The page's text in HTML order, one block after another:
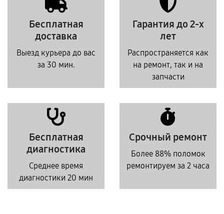
Бесплатная
доставка
Выезд курьера до вас
за 30 мин.
Гарантия до 2-х
лет
Распространяется как
на ремонт, так и на
запчасти
Бесплатная
диагностика
Среднее время
диагностики 20 мин
Срочный ремонт
Более 88% поломок
ремонтируем за 2 часа